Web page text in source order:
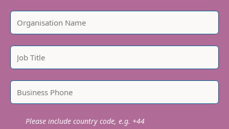
Please include country code, e.g. +44